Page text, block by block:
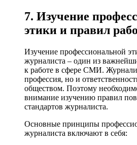
7. Изучение
этики и правил
Изучение профессиональной
журналиста – один из
к работе в сфере СМИ.
профессия, но и
обществом. Поэтому
внимание изучению правил
стандартов журналиста.
Основные принципы
журналиста включают в себя: